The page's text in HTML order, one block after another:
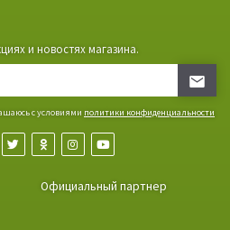
и новостях магазина.
с условиями политики конфиденциальности
Официальный партнер